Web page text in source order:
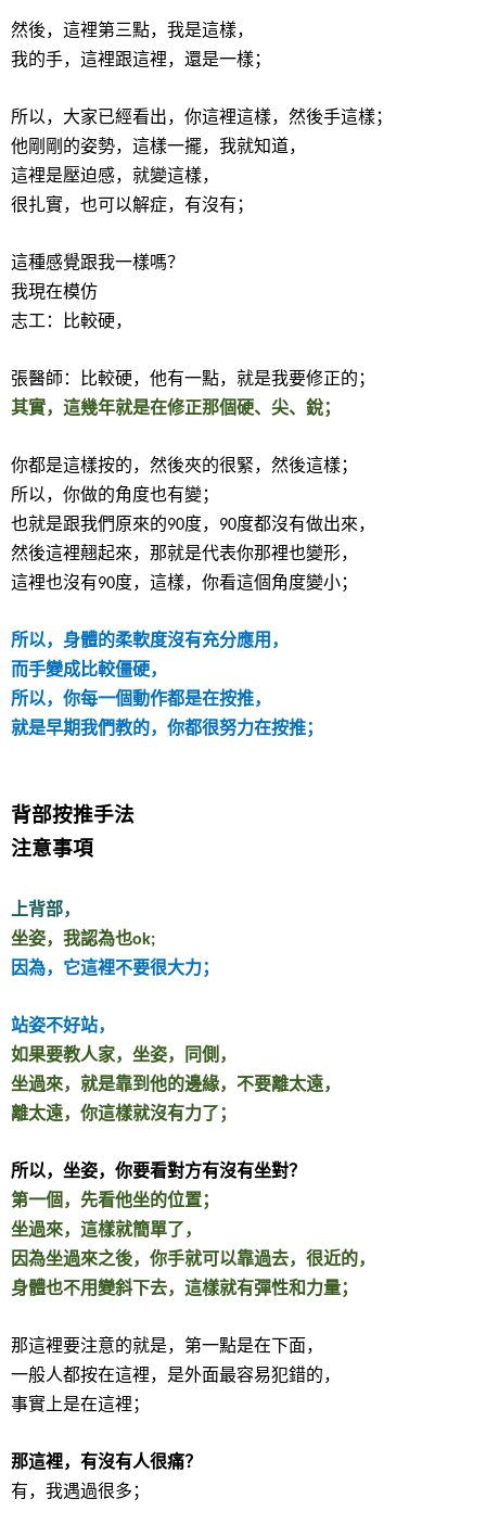
然後，這裡第三點，我是這樣，
我的手，這裡跟這裡，還是一樣；
所以，大家已經看出，你這裡這樣，然後手這樣；
他剛剛的姿勢，這樣一擺，我就知道，
這裡是壓迫感，就變這樣，
很扎實，也可以解症，有沒有；
這種感覺跟我一樣嗎？
我現在模仿
志工：比較硬，
張醫師：比較硬，他有一點，就是我要修正的；
其實，這幾年就是在修正那個硬、尖、銳；
你都是這樣按的，然後夾的很緊，然後這樣；
所以，你做的角度也有變；
也就是跟我們原來的90度， 90度都沒有做出來，
然後這裡翹起來，那就是代表你那裡也變形，
這裡也沒有90度，這樣，你看這個角度變小；
所以，身體的柔軟度沒有充分應用，
而手變成比較僵硬，
所以，你每一個動作都是在按推，
就是早期我們教的，你都很努力在按推；
背部按推手法
注意事項
上背部，
坐姿，我認為也ok;
因為，它這裡不要很大力；
站姿不好站，
如果要教人家，坐姿，同側，
坐過來，就是靠到他的邊緣，不要離太遠，
離太遠，你這樣就沒有力了；
所以，坐姿，你要看對方有沒有坐對？
第一個，先看他坐的位置；
坐過來，這樣就簡單了，
因為坐過來之後，你手就可以靠過去，很近的，
身體也不用變斜下去，這樣就有彈性和力量；
那這裡要注意的就是，第一點是在下面，
一般人都按在這裡，是外面最容易犯錯的，
事實上是在這裡；
那這裡，有沒有人很痛？
有，我遇過很多；